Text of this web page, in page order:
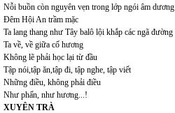
Nỗi buồn còn nguyên vẹn trong lớp ngói âm dương
Đêm Hội An trầm mặc
Ta lang thang như Tây balô lội khắp các ngã đường
Ta về, về giữa cố hương
Không lẽ phải học lại từ đầu
Tập nói,tập ăn,tập đi, tập nghe, tập viết
Những điều, không phải điều
Như phấn, như hương...!
XUYÊN TRÀ